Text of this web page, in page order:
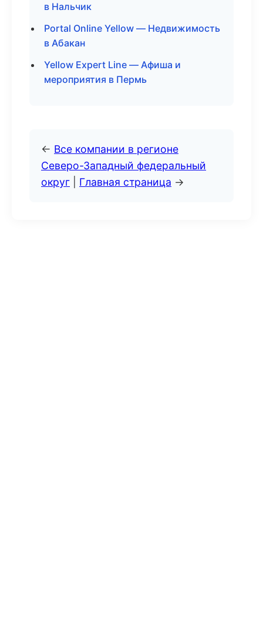
в Нальчик
Portal Online Yellow — Недвижимость
в Абакан
Yellow Expert Line — Афиша и
мероприятия в Пермь
← Все компании в регионе
Северо-Западный федеральный
округ
Главная страница →